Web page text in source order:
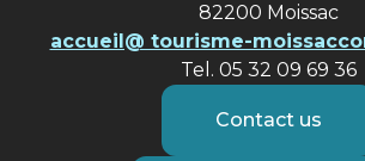
82200 Moissac
accueil@ tourisme-
Tel. 05 32 09 69 36
Contact us